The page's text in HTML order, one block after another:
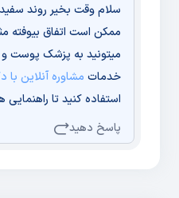
سلام وقت بخیر روند
ممکن است اتفاق بیوفته
میتونید به پزشک پوست و
خدمات مشاوره آنلاین
استفاده کنید تا راهنمایی
پاسخ دهید